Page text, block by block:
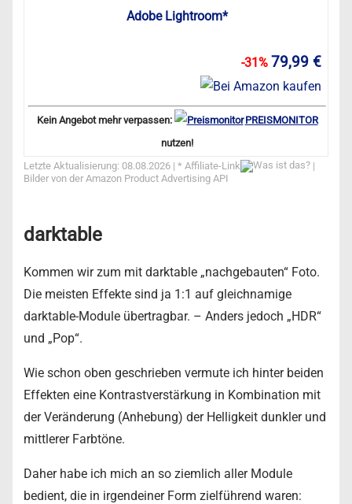
Adobe Lightroom*
-31% 79,99 €
Kein Angebot mehr verpassen:
PREISMONITOR
nutzen!
Letzte Aktualisierung: 08.08.2026 | * Affiliate-Link
|
Bilder von der Amazon Product Advertising API
darktable
Kommen wir zum mit darktable „nachgebauten“ Foto.
Die meisten Effekte sind ja 1:1 auf gleichnamige
darktable-Module übertragbar. – Anders jedoch „HDR“
und „Pop“.
Wie schon oben geschrieben vermute ich hinter beiden
Effekten eine Kontrastverstärkung in Kombination mit
der Veränderung (Anhebung) der Helligkeit dunkler und
mittlerer Farbtöne.
Daher habe ich mich an so ziemlich aller Module
bedient, die in irgendeiner Form zielführend waren: